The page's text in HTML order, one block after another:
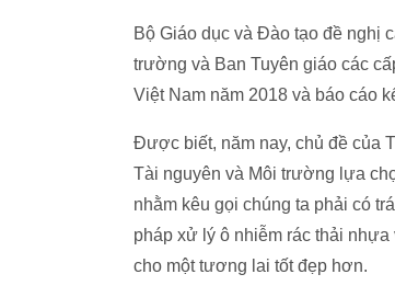
Bộ Giáo dục và Đào tạo đề nghị
trường và Ban Tuyên giáo các
Việt Nam năm 2018 và báo cáo
Được biết, năm nay, chủ đề của
Tài nguyên và Môi trường lựa
nhằm kêu gọi chúng ta phải có
pháp xử lý ô nhiễm rác thải
cho một tương lai tốt đẹp hơn.